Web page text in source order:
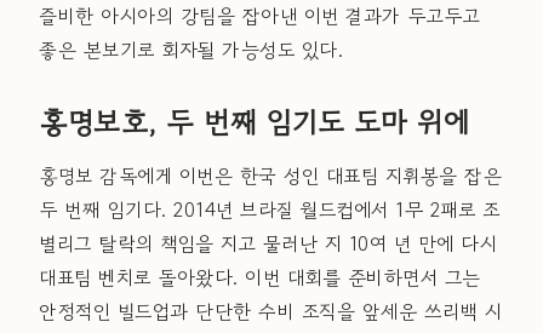
즐비한 아시아의 강팀을 잡아낸 이번 결과가 두고두고
좋은 본보기로 회자될 가능성도 있다.
홍명보호, 두 번째 임기도 도마 위에
홍명보 감독에게 이번은 한국 성인 대표팀 지휘봉을 잡은
두 번째 임기다. 2014년 브라질 월드컵에서 1무 2패로 조
별리그 탈락의 책임을 지고 물러난 지 10여 년 만에 다시
대표팀 벤치로 돌아왔다. 이번 대회를 준비하면서 그는
안정적인 빌드업과 단단한 수비 조직을 앞세운 쓰리백 시